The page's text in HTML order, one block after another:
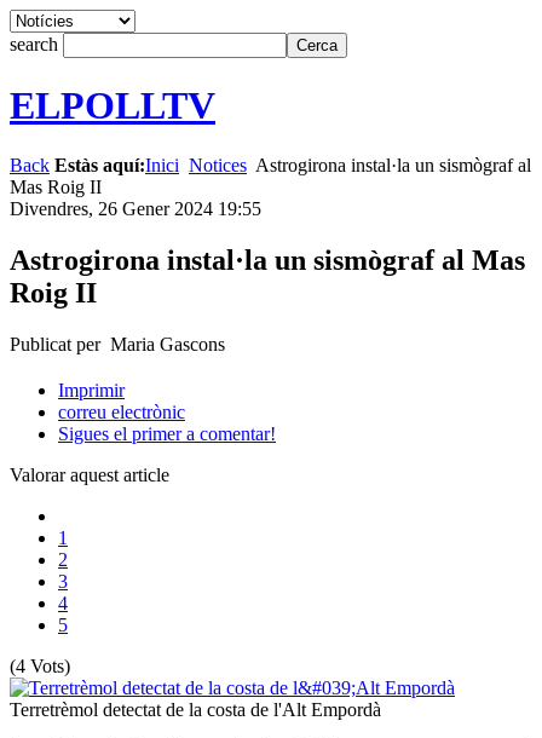
search
ELPOLLTV
Back Estàs aquí:Inici Notices Astrogirona instal·la un sismògraf al
Mas Roig II
Divendres, 26 Gener 2024 19:55
Astrogirona instal·la un sismògraf al Mas
Roig II
Publicat per Maria Gascons
Imprimir
correu electrònic
Sigues el primer a comentar!
Valorar aquest article
1
2
3
4
5
(4 Vots)
Terretrèmol detectat de la costa de l'Alt Empordà